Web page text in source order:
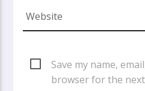
Save my name,
browser for the